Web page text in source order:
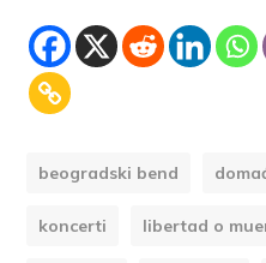
beogradski bend
koncerti libertad o